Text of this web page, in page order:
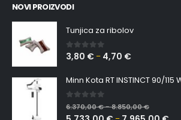
NOVI PROIZVODI
Tunjica za ribolov
0 out of 5
3,80 € – 4,70 €
Minn Kota RT INSTINCT 90/115
0 out of 5
6.370,00€–8.850,00€